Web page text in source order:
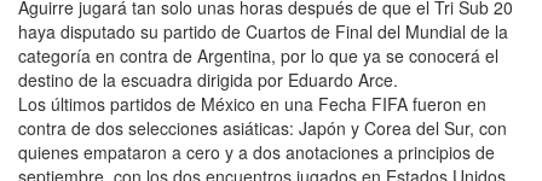
Aguirre jugará tan solo unas horas después de que el Tri Sub 20
haya disputado su partido de Cuartos de Final del Mundial de la
categoría en contra de Argentina, por lo que ya se conocerá el
destino de la escuadra dirigida por Eduardo Arce.
Los últimos partidos de México en una Fecha FIFA fueron en
contra de dos selecciones asiáticas: Japón y Corea del Sur, con
quienes empataron a cero y a dos anotaciones a principios de
septiembre, con los dos encuentros jugados en Estados Unidos.